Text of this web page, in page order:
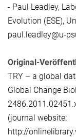
- Paul Leadley,
Evolution (ESE),
paul.leadley@u-
Original-
TRY – a global
Global Change
(journal website:
http://